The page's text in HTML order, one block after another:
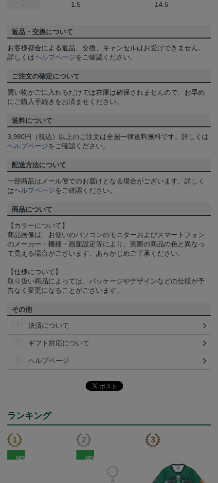
- 1.5 14.5
返品・交換について
お客様都合による返品、交換、キャンセルはお受けできません。
詳しくはヘルプページをご確認ください。
ご注文の確定について
買い物かごに入れるだけでは在庫は確保されませんので、お早め
にご購入手続きをお済ませください。
送料について
3,980円（税込）以上のご注文は全国一律送料無料です。詳しくは
ヘルプページをご確認ください。
配送方法について
一部商品はメール便でのお届けとなる場合がございます。詳しく
はヘルプページをご確認ください。
商品について
【カラーについて】
商品画像は、お使いのパソコンのモニターおよびスマートフォン
のメーカー・機種・画面設定等により、実際の商品の色と異なっ
て見える場合がございます。あらかじめご了承ください。
【仕様について】
取り扱い商品によっては、パッケージやデザインなどの仕様が予
告なく変更になることがございます。
その他
決済について
ギフト対応について
ヘルプページ
ランキング
NEW NEW